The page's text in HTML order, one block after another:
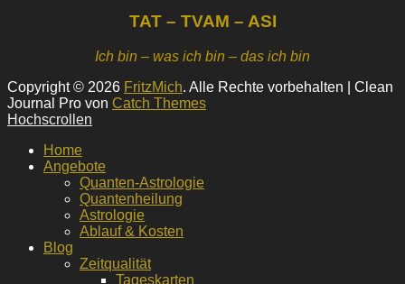
TAT – TVAM – ASI
Ich bin – was ich bin – das ich bin
Copyright © 2026 FritzMich. Alle Rechte vorbehalten | Clean
Journal Pro von Catch Themes
Hochscrollen
Home
Angebote
Quanten-Astrologie
Quantenheilung
Astrologie
Ablauf & Kosten
Blog
Zeitqualität
Tageskarten